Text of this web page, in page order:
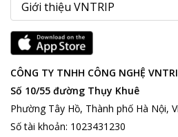
CÔNG TY TNHH CÔNG NGHỆ
Số 10/55 đường Thụy Khuê
Phường Tây Hồ, Thành phố Hà Nội,
Số tài khoản: 1023431230